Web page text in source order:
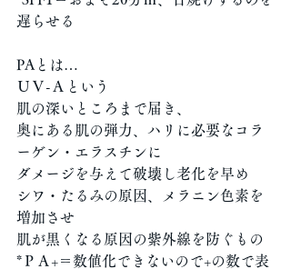
遅らせる
PAとは…
ＵＶ-Ａという
肌の深いところまで届き、
奥にある肌の弾力、ハリに必要なコラ
ーゲン・エラスチンに
ダメージを与えて破壊し老化を早め
シワ・たるみの原因、メラニン色素を
増加させ
肌が黒くなる原因の紫外線を防ぐもの
*ＰＡ+＝数値化できないので+の数で表